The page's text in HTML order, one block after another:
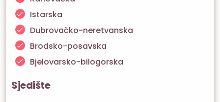
Istarska
Dubrovačko-neretvanska
Brodsko-posavska
Bjelovarsko-bilogorska
Sjedište